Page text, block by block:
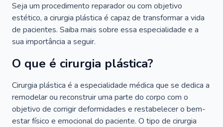
Seja um procedimento reparador ou com objetivo
estético, a cirurgia plástica é capaz de transformar a vida
de pacientes. Saiba mais sobre essa especialidade e a
sua importância a seguir.
O que é cirurgia plástica?
Cirurgia plástica é a especialidade médica que se dedica a
remodelar ou reconstruir uma parte do corpo com o
objetivo de corrigir deformidades e restabelecer o bem-
estar físico e emocional do paciente. O tipo de cirurgia